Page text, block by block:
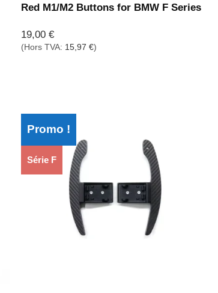
Red M1/M2 Buttons for BMW F Series
19,00€
(Hors TVA: 15,97€)
Promo !
Série F